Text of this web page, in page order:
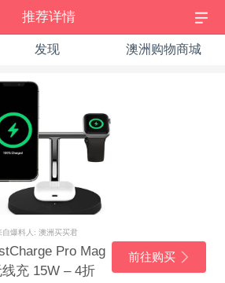
推荐详情
发现 澳洲购物商城
爆料人: 澳洲买买君
Pro Mag
充 15W – 4折
前往购买